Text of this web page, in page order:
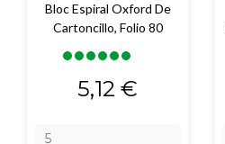
Bloc Espiral Oxford De
Cartoncillo, Folio 80
Precio
5,12 €